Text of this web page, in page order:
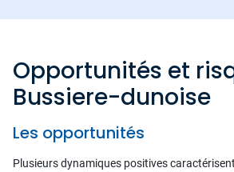
Opportunités et
Bussiere-dunoise
Les opportunités
Plusieurs dynamiques positives